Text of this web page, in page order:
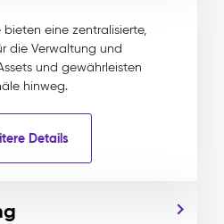
bieten eine zentralisierte,
die Verwaltung und
und gewährleisten
hinweg.
Details